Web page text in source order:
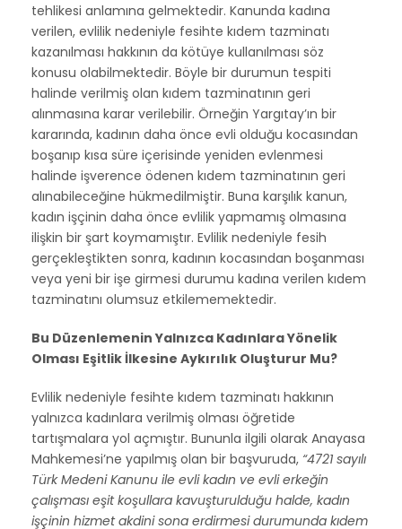
tehlikesi anlamına gelmektedir. Kanunda kadına
verilen, evlilik nedeniyle fesihte kıdem tazminatı
kazanılması hakkının da kötüye kullanılması söz
konusu olabilmektedir. Böyle bir durumun tespiti
halinde verilmiş olan kıdem tazminatının geri
alınmasına karar verilebilir. Örneğin Yargıtay’ın bir
kararında, kadının daha önce evli olduğu kocasından
boşanıp kısa süre içerisinde yeniden evlenmesi
halinde işverence ödenen kıdem tazminatının geri
alınabileceğine hükmedilmiştir. Buna karşılık kanun,
kadın işçinin daha önce evlilik yapmamış olmasına
ilişkin bir şart koymamıştır. Evlilik nedeniyle fesih
gerçekleştikten sonra, kadının kocasından boşanması
veya yeni bir işe girmesi durumu kadına verilen kıdem
tazminatını olumsuz etkilememektedir.
Bu Düzenlemenin Yalnızca Kadınlara Yönelik
Olması Eşitlik İlkesine Aykırılık Oluşturur Mu?
Evlilik nedeniyle fesihte kıdem tazminatı hakkının
yalnızca kadınlara verilmiş olması öğretide
tartışmalara yol açmıştır. Bununla ilgili olarak Anayasa
Mahkemesi’ne yapılmış olan bir başvuruda, “4721 sayılı
Türk Medeni Kanunu ile evli kadın ve evli erkeğin
çalışması eşit koşullara kavuşturulduğu halde, kadın
işçinin hizmet akdini sona erdirmesi durumunda kıdem